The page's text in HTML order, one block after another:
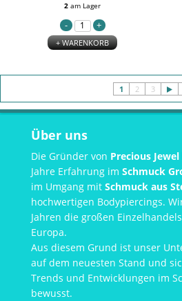
2 am Lager
+ WARENKORB
1 2 3
Über uns
Die Gründer von Precious Jewel
Jahre Erfahrung im Schmuck
im Umgang mit Schmuck aus
hochwertigen Bodypiercings.
Jahren die großen
Europa.
Aus diesem Grund ist unser
auf dem neuesten Stand und
Trends und Entwicklungen im
bewusst.